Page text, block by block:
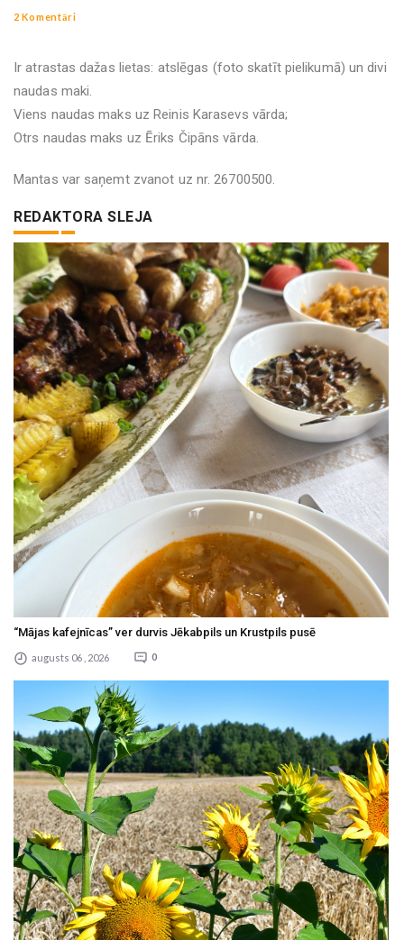
2 Komentāri
Ir atrastas dažas lietas: atslēgas (foto skatīt pielikumā) un divi
naudas maki.
Viens naudas maks uz Reinis Karasevs vārda;
Otrs naudas maks uz Ēriks Čipāns vārda.
Mantas var saņemt zvanot uz nr. 26700500.
REDAKTORA SLEJA
“Mājas kafejnīcas” ver durvis Jēkabpils un Krustpils pusē
augusts 06 , 2026 0